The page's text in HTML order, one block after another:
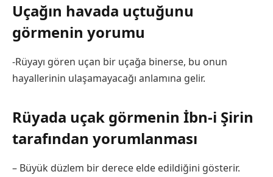
Uçağın havada uçtuğunu
görmenin yorumu
-Rüyayı gören uçan bir uçağa binerse, bu onun
hayallerinin ulaşamayacağı anlamına gelir.
Rüyada uçak görmenin İbn-i Şirin
tarafından yorumlanması
– Büyük düzlem bir derece elde edildiğini gösterir.